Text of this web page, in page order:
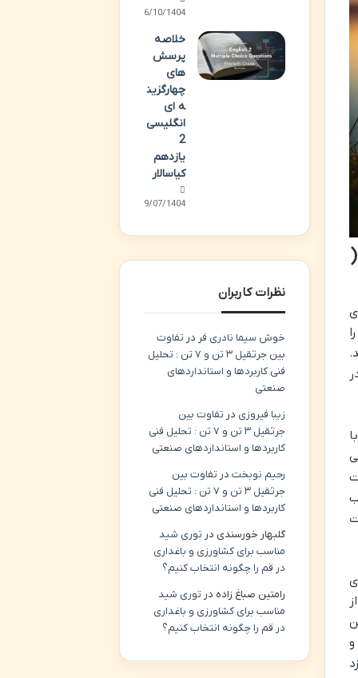
06/10/1404
خلاصه
پرسش
های
چهارگزین
ه ای
انگلیسی
2
یازدهم
کیاسالار
09/07/1404
نظرات کاربران
خوش سیما نادری فر در تفاوت
بین جرثقیل ۳ تن و ۷ تن : تحلیل
فنی کاربردها و استانداردهای
صنعتی
زیبا فیروزی در تفاوت بین
جرثقیل ۳ تن و ۷ تن : تحلیل فنی
کاربردها و استانداردهای صنعتی
رحیم نوبختدر تفاوت بین
جرثقیل ۳ تن و ۷ تن : تحلیل فنی
کاربردها و استانداردهای صنعتی
گلبهار خورسندی در توری شید
مناسب برای کشاورزی و باغداری
در قم را چگونه انتخاب کنیم؟
رامتین صباغ زاده در توری شید
مناسب برای کشاورزی و باغداری
در قم را چگونه انتخاب کنیم؟